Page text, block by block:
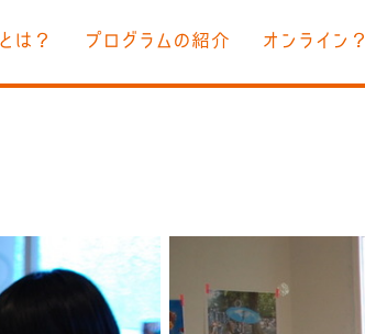
は？ プログラムの紹介 オンライン？